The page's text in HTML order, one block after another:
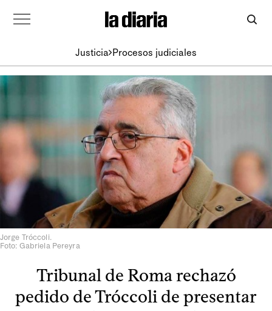
Justicia Procesos judiciales
Jorge Tróccoli.
Foto: Gabriela Pereyra
Tribunal de Roma rechazó
pedido de Tróccoli de presentar